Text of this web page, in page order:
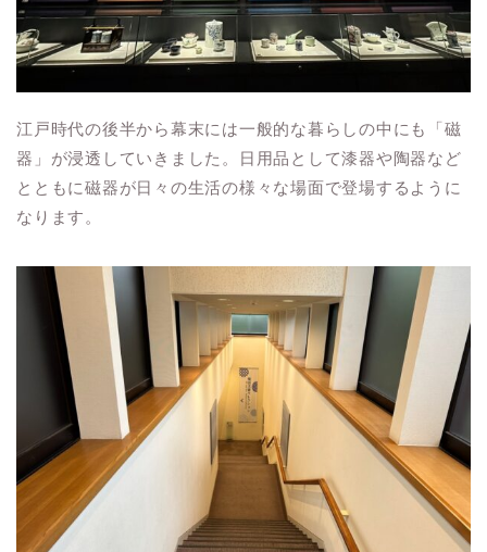
江戸時代の後半から幕末には一般的な暮らしの中にも「磁
器」が浸透していきました。日用品として漆器や陶器など
とともに磁器が日々の生活の様々な場面で登場するように
なります。